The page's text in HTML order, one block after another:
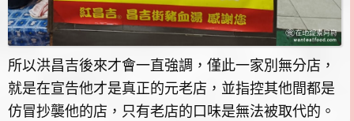
所以洪昌吉後來才會一直強調，僅此一家別無分店，
就是在宣告他才是真正的元老店，並指控其他間都是
仿冒抄襲他的店，只有老店的口味是無法被取代的。